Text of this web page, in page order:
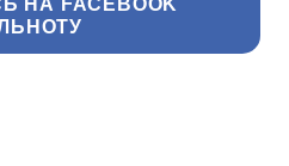
НА FACEBOOK